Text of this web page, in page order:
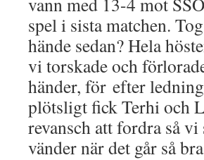
spel i sista matchen.
hände sedan? Hela
vi torskade och
händer, för efter
plötsligt fick Terhi och
revansch att fordra så
vänder när det går så